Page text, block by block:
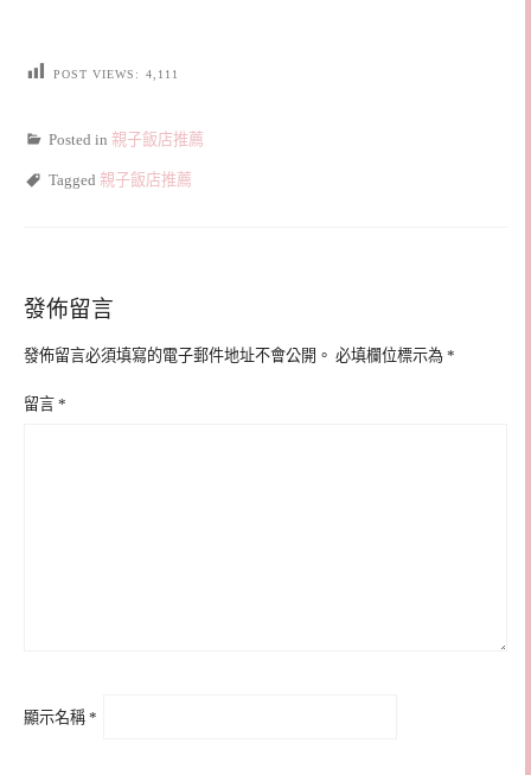
POST VIEWS: 4,111
Posted in 親子飯店推薦
Tagged 親子飯店推薦
發佈留言
發佈留言必須填寫的電子郵件地址不會公開。 必填欄位標示為 *
留言 *
顯示名稱 *